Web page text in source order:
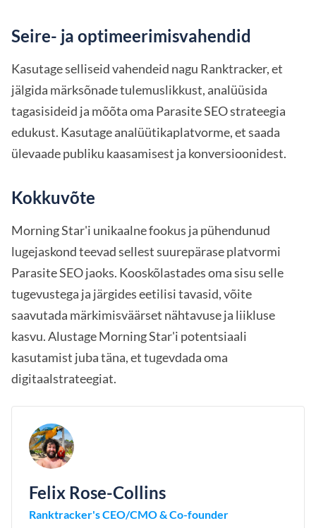
Seire- ja optimeerimisvahendid
Kasutage selliseid vahendeid nagu Ranktracker, et
jälgida märksõnade tulemuslikkust, analüüsida
tagasisideid ja mõõta oma Parasite SEO strateegia
edukust. Kasutage analüütikaplatvorme, et saada
ülevaade publiku kaasamisest ja konversioonidest.
Kokkuvõte
Morning Star'i unikaalne fookus ja pühendunud
lugejaskond teevad sellest suurepärase platvormi
Parasite SEO jaoks. Kooskõlastades oma sisu selle
tugevustega ja järgides eetilisi tavasid, võite
saavutada märkimisväärset nähtavuse ja liikluse
kasvu. Alustage Morning Star'i potentsiaali
kasutamist juba täna, et tugevdada oma
digitaalstrateegiat.
Felix Rose-Collins
Ranktracker's CEO/CMO & Co-founder